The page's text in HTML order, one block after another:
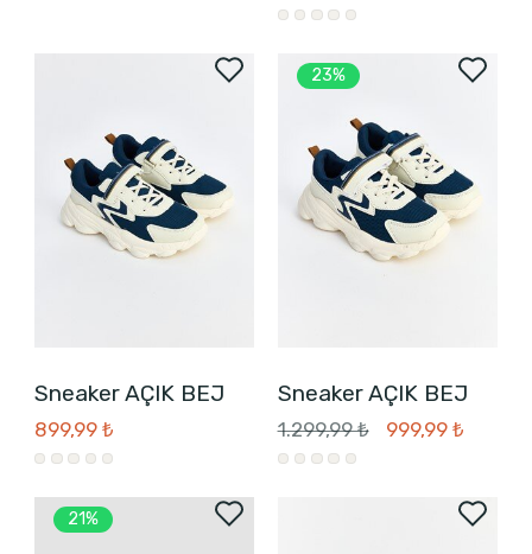
Sneaker AÇIK BEJ
899,99 ₺
23%
Sneaker AÇIK BEJ
1.299,99 ₺ 999,99 ₺
21%